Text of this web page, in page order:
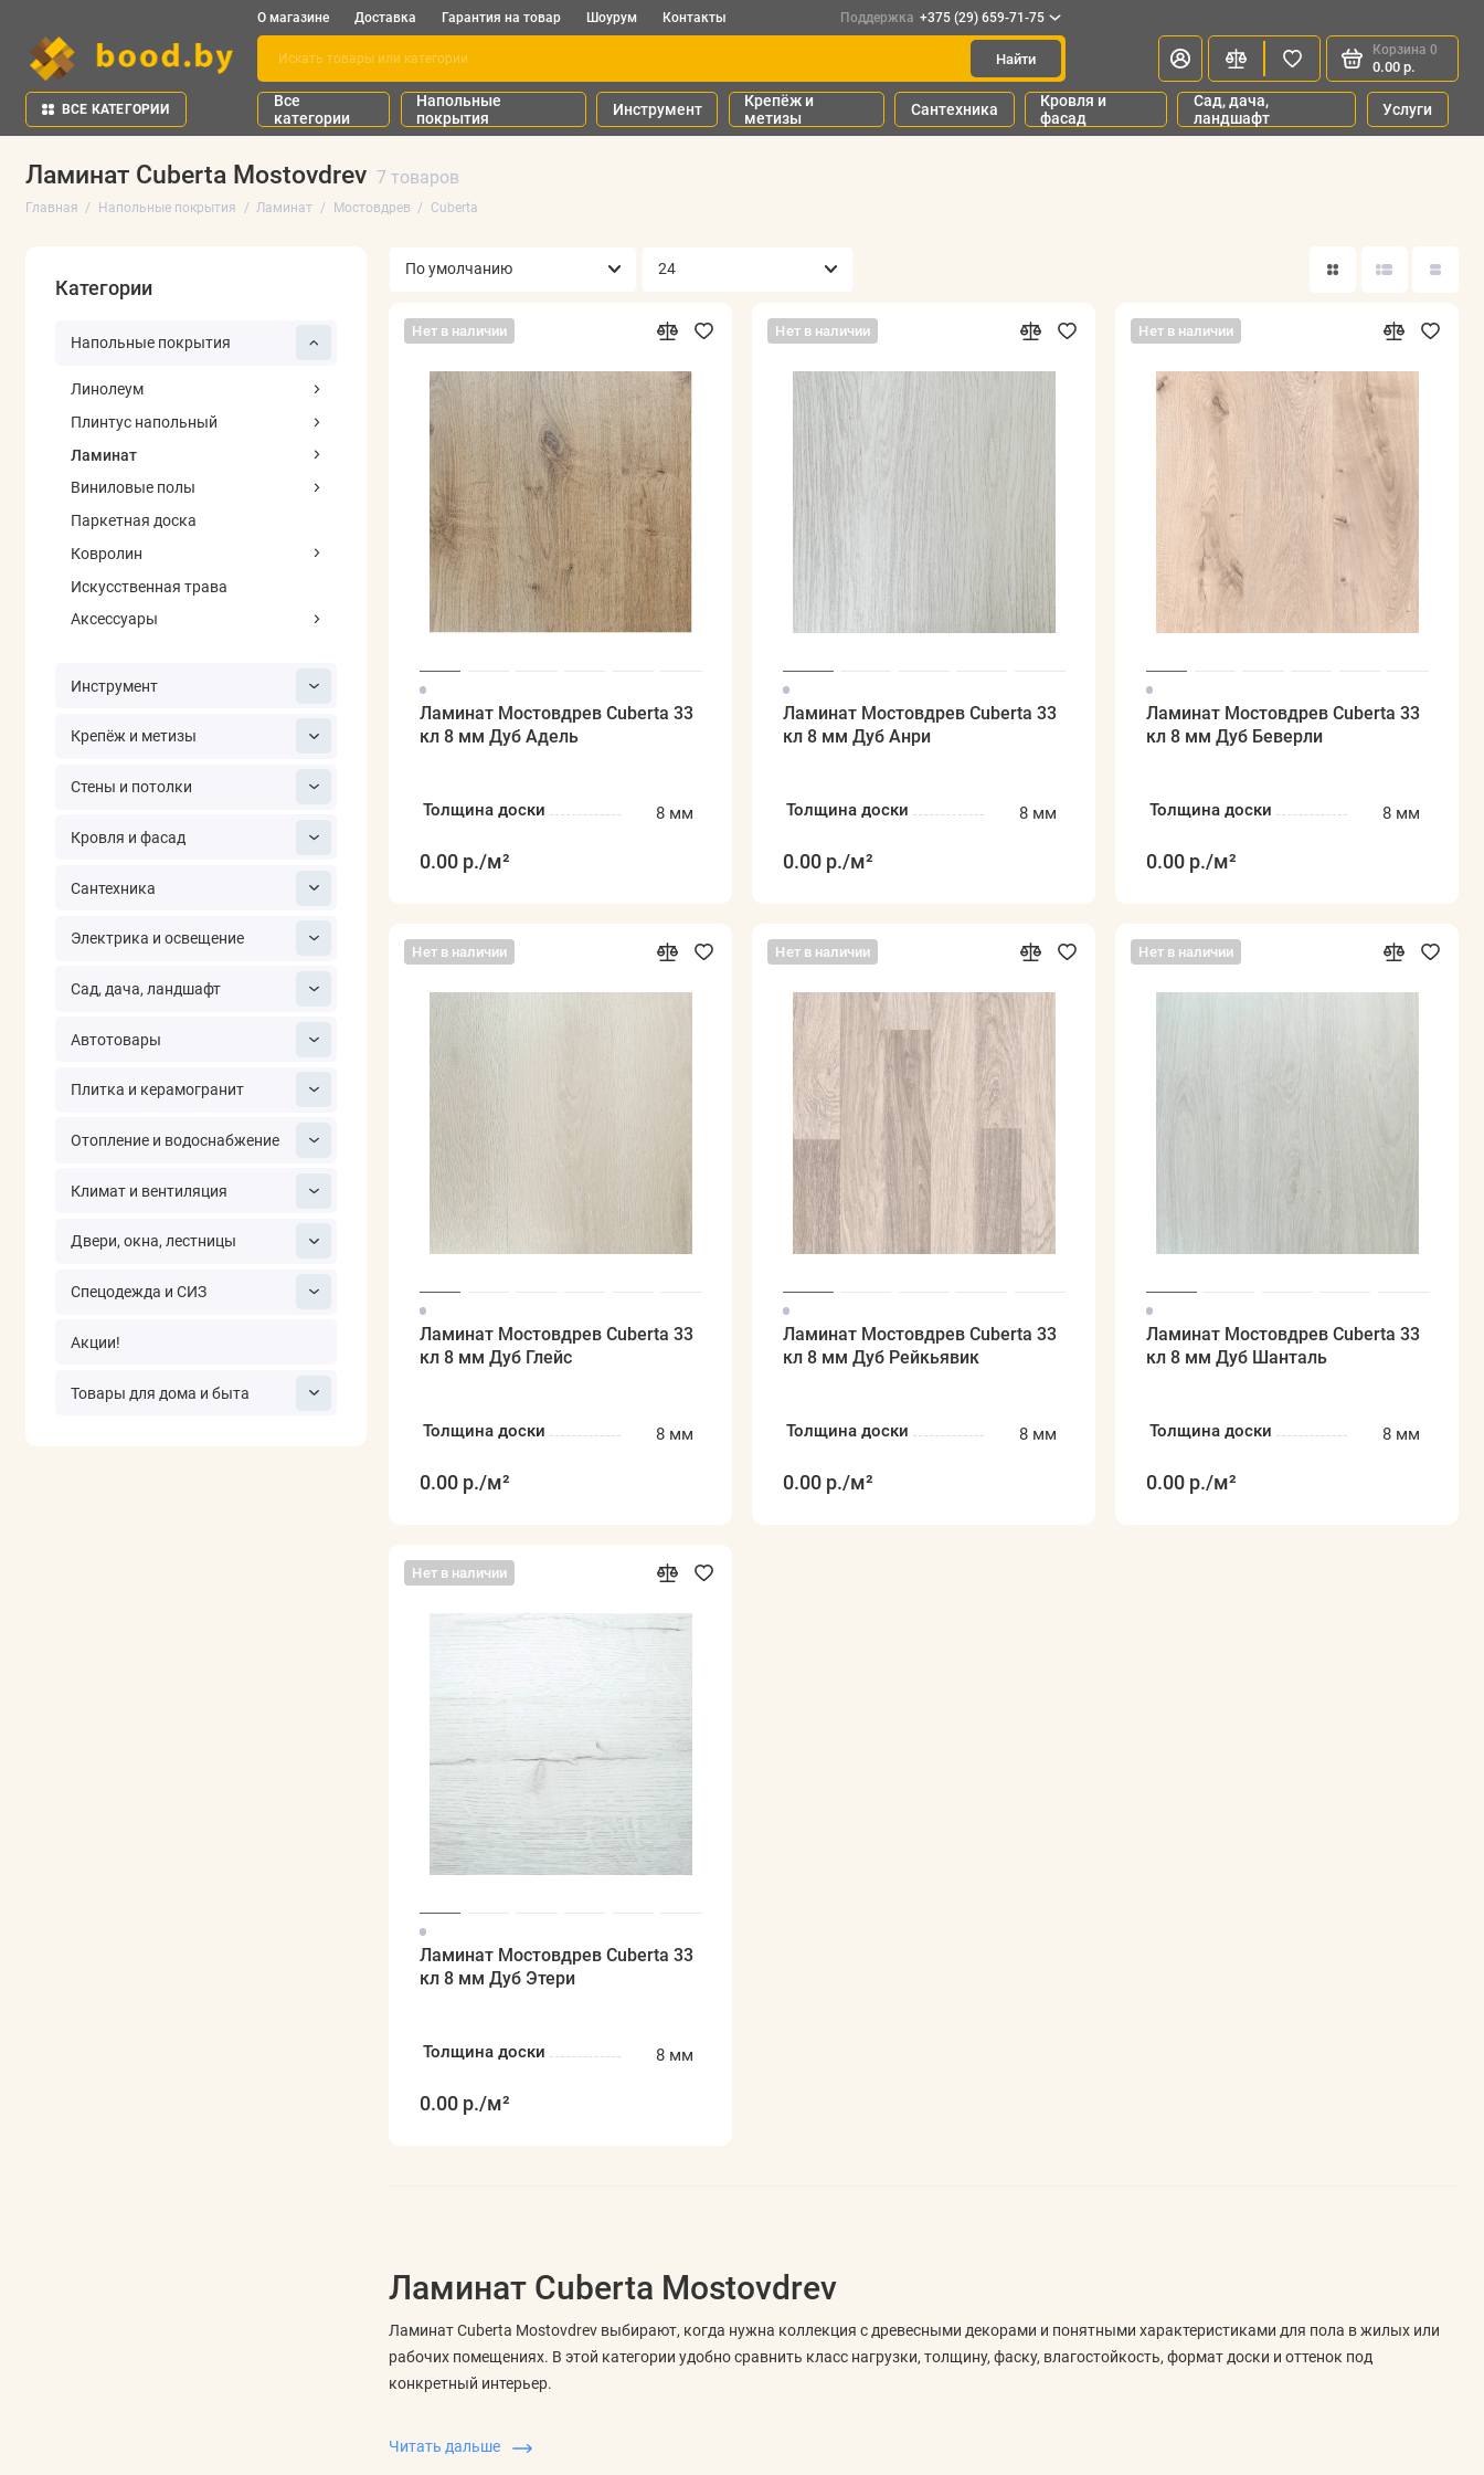
О магазине Доставка Гарантия на товар Шоурум Контакты Поддержка +375 (29) 659-71-75
Найти
Корзина 0
0.00 р.
ВСЕ КАТЕГОРИИ
Все
категории
Напольные
покрытия
Инструмент
Крепёж и
метизы
Сантехника
Кровля и
фасад
Сад, дача,
ландшафт
Услуги
Ламинат Cuberta Mostovdrev 7 товаров
Главная Напольные покрытия Ламинат Мостовдрев Cuberta
Категории
Напольные покрытия
Линолеум
Плинтус напольный
Ламинат
Виниловые полы
Паркетная доска
Ковролин
Искусственная трава
Аксессуары
Инструмент
Крепёж и метизы
Стены и потолки
Кровля и фасад
Сантехника
Электрика и освещение
Сад, дача, ландшафт
Автотовары
Плитка и керамогранит
Отопление и водоснабжение
Климат и вентиляция
Двери, окна, лестницы
Спецодежда и СИЗ
Акции!
Товары для дома и быта
Нет в наличии
Ламинат Мостовдрев Cuberta 33
кл 8 мм Дуб Адель
Толщина доски 8 мм
0.00 р./м²
Нет в наличии
Ламинат Мостовдрев Cuberta 33
кл 8 мм Дуб Анри
Толщина доски 8 мм
0.00 р./м²
Нет в наличии
Ламинат Мостовдрев Cuberta 33
кл 8 мм Дуб Беверли
Толщина доски 8 мм
0.00 р./м²
Нет в наличии
Ламинат Мостовдрев Cuberta 33
кл 8 мм Дуб Глейс
Толщина доски 8 мм
0.00 р./м²
Нет в наличии
Ламинат Мостовдрев Cuberta 33
кл 8 мм Дуб Рейкьявик
Толщина доски 8 мм
0.00 р./м²
Нет в наличии
Ламинат Мостовдрев Cuberta 33
кл 8 мм Дуб Шанталь
Толщина доски 8 мм
0.00 р./м²
Нет в наличии
Ламинат Мостовдрев Cuberta 33
кл 8 мм Дуб Этери
Толщина доски 8 мм
0.00 р./м²
Ламинат Cuberta Mostovdrev
Ламинат Cuberta Mostovdrev выбирают, когда нужна коллекция с древесными декорами и понятными характеристиками для пола в жилых или
рабочих помещениях. В этой категории удобно сравнить класс нагрузки, толщину, фаску, влагостойкость, формат доски и оттенок под
конкретный интерьер.
Читать дальше